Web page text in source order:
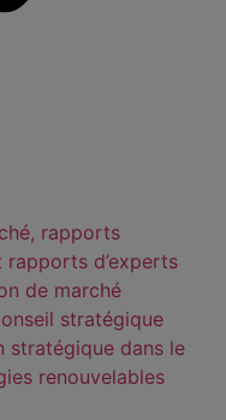
rapports
rapports d’experts
de marché
stratégique
stratégique dans le
renouvelables